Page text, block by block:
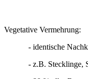
Vegetative Vermehrung:
- identische
- z.B. Stecklinge,